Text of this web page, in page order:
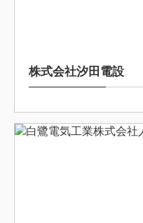
株式会社汐田電設